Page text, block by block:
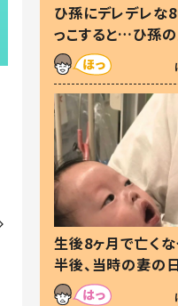
ひ孫にデレデレな
っこすると…ひ孫
した」「可愛くて仕方
生後8ヶ月で亡く
半後、当時の妻の
た本音とは